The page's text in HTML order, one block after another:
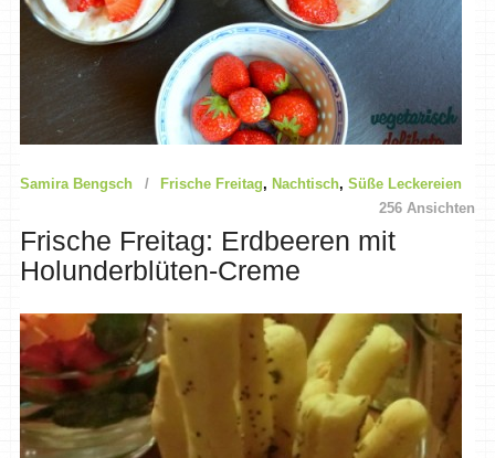
Samira Bengsch Frische Freitag, Nachtisch, Süße Leckereien
256 Ansichten
Frische Freitag: Erdbeeren mit
Holunderblüten-Creme